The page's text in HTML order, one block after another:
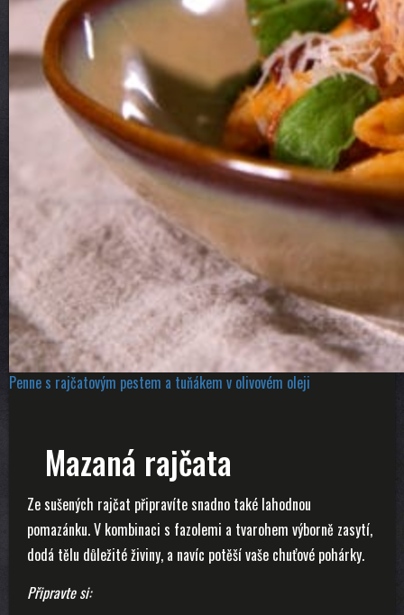
Penne s rajčatovým pestem a tuňákem v olivovém oleji
Mazaná rajčata
Ze sušených rajčat připravíte snadno také lahodnou
pomazánku. V kombinaci s fazolemi a tvarohem výborně zasytí,
dodá tělu důležité živiny, a navíc potěší vaše chuťové pohárky.
Připravte si: